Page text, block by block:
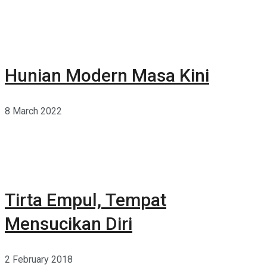
Hunian Modern Masa Kini
8 March 2022
Tirta Empul, Tempat
Mensucikan Diri
2 February 2018